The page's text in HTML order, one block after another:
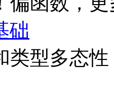
础
类型多态